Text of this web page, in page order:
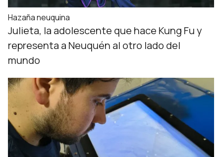
Hazaña neuquina
Julieta, la adolescente que hace Kung Fu y
representa a Neuquén al otro lado del
mundo